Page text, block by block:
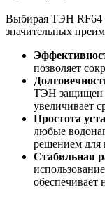
Выбирая ТЭН RF64
значительных
позволяет
ТЭН защищен
увеличивает
Простота
любые
решением для
Стабильная
обеспечивает